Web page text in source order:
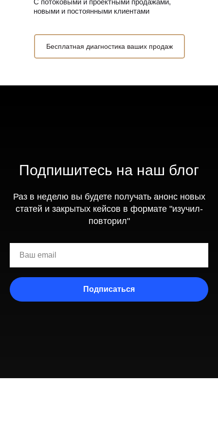
С потоковыми и проектными продажами,
новыми и постоянными клиентами
Бесплатная диагностика ваших продаж
Подпишитесь на наш блог
Раз в неделю вы будете получать анонс новых
статей и закрытых кейсов в формате "изучил-
повторил"
Подписаться